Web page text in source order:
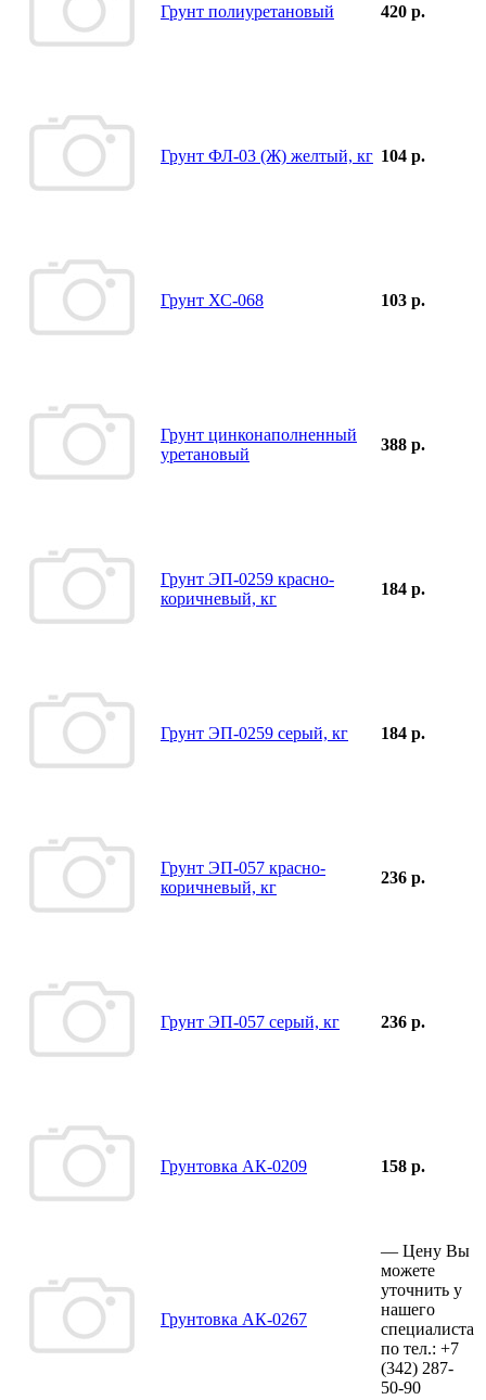
Грунт полиуретановый 420 р.
Грунт ФЛ-03 (Ж) желтый, кг 104 р.
Грунт ХС-068 103 р.
Грунт цинконаполненный
уретановый
388 р.
Грунт ЭП-0259 красно-
коричневый, кг
184 р.
Грунт ЭП-0259 серый, кг 184 р.
Грунт ЭП-057 красно-
коричневый, кг
236 р.
Грунт ЭП-057 серый, кг 236 р.
Грунтовка АК-0209 158 р.
Грунтовка АК-0267
— Цену Вы
можете
уточнить у
нашего
специалиста
по тел.: +7
(342) 287-
50-90